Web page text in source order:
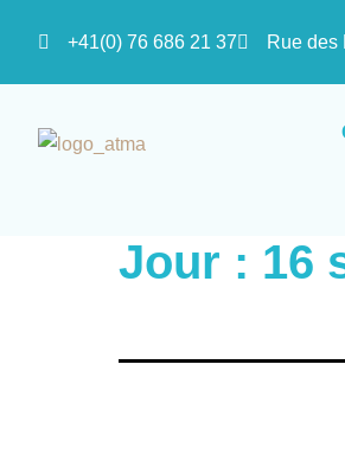
+41(0) 76 686 21 37 Rue des
Jour : 16